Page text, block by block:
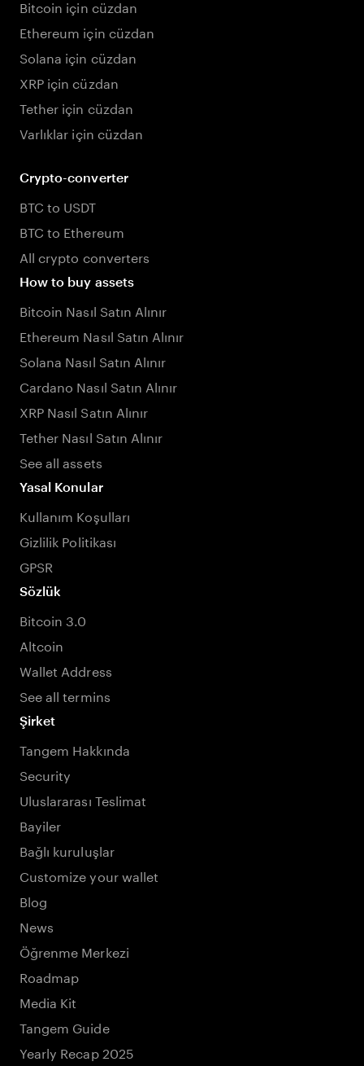
Bitcoin için cüzdan
Ethereum için cüzdan
Solana için cüzdan
XRP için cüzdan
Tether için cüzdan
Varlıklar için cüzdan
Crypto-converter
BTC to USDT
BTC to Ethereum
All crypto converters
How to buy assets
Bitcoin Nasıl Satın Alınır
Ethereum Nasıl Satın Alınır
Solana Nasıl Satın Alınır
Cardano Nasıl Satın Alınır
XRP Nasıl Satın Alınır
Tether Nasıl Satın Alınır
See all assets
Yasal Konular
Kullanım Koşulları
Gizlilik Politikası
GPSR
Sözlük
Bitcoin 3.0
Altcoin
Wallet Address
See all termins
Şirket
Tangem Hakkında
Security
Uluslararası Teslimat
Bayiler
Bağlı kuruluşlar
Customize your wallet
Blog
News
Öğrenme Merkezi
Roadmap
Media Kit
Tangem Guide
Yearly Recap 2025